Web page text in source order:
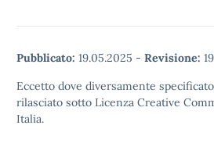
Pubblicato: 19.05.2025 - Revisione:
Eccetto dove diversamente
rilasciato sotto Licenza Creative
Italia.